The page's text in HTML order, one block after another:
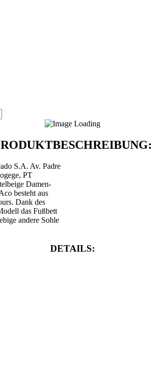
S.A. Av. Padre
PT
Damen-
besteht aus
Dank des
das Fußbett
andere Sohle
DETAILS: